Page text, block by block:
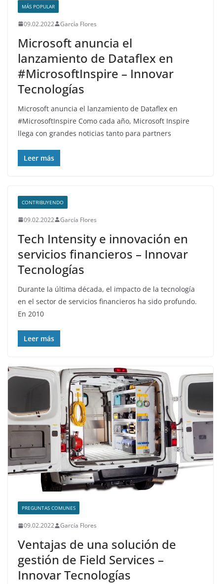
MÁS POPULAR
09.02.2022 García Flores
Microsoft anuncia el
lanzamiento de Dataflex en
#MicrosoftInspire – Innovar
Tecnologías
Microsoft anuncia el lanzamiento de Dataflex en
#MicrosoftInspire Como cada año, Microsoft Inspire
llega con grandes noticias tanto para partners
Leer más
CONTRIBUYENDO
09.02.2022 García Flores
Tech Intensity e innovación en
servicios financieros – Innovar
Tecnologías
Durante la última década, el impacto de la tecnología
en el sector de servicios financieros ha sido profundo.
En 2010
Leer más
PREGUNTAS COMUNES
09.02.2022 García Flores
Ventajas de una solución de
gestión de Field Services –
Innovar Tecnologías